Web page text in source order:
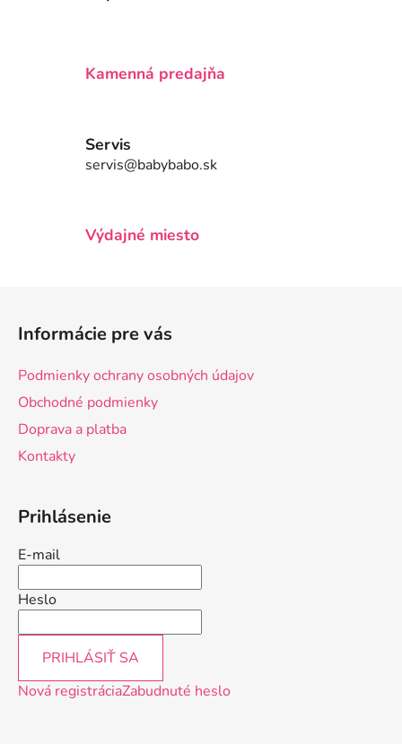
Kamenná predajňa
Servis
servis@babybabo.sk
Výdajné miesto
Informácie pre vás
Podmienky ochrany osobných údajov
Obchodné podmienky
Doprava a platba
Kontakty
Prihlásenie
E-mail
Heslo
PRIHLÁSIŤ SA
Nová registráciaZabudnuté heslo